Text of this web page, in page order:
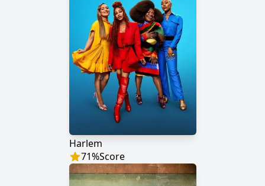
Harlem
71%Score